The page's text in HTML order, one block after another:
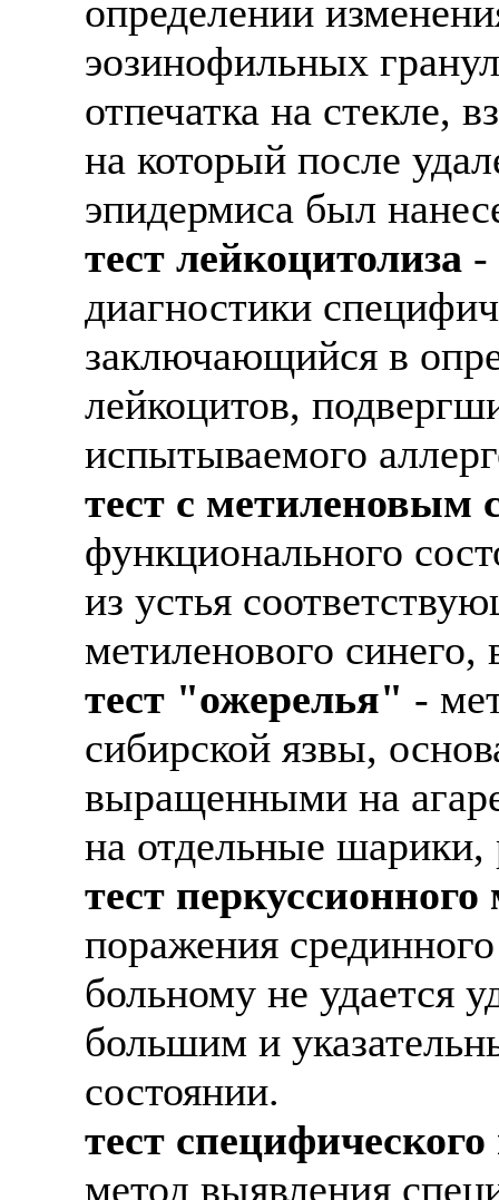
определении
эозинофильных
отпечатка на стекле,
на который после
эпидермиса был
тест лейкоцитолиза -
диагностики
заключающийся в
лейкоцитов,
испытываемого
тест с метиленовым
функционального
из устья
метиленового
тест "ожерелья" -
сибирской язвы,
выращенными на
на отдельные
тест перкуссионного
поражения
больному не удается
большим и
состоянии.
тест
метод выявления